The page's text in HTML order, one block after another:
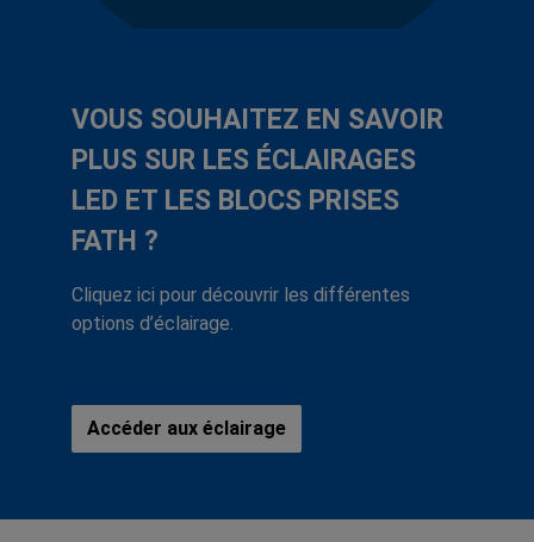
VOUS SOUHAITEZ EN SAVOIR
PLUS SUR LES ÉCLAIRAGES
LED ET LES BLOCS PRISES
FATH ?
Cliquez ici pour découvrir les différentes
options d’éclairage.
Accéder aux éclairage